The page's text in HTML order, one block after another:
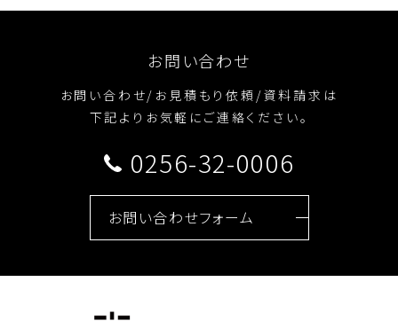
お問い合わせ
お問い合わせ/お見積もり依頼/資料請求は
下記よりお気軽にご連絡ください。
0256-32-0006
お問い合わせフォーム